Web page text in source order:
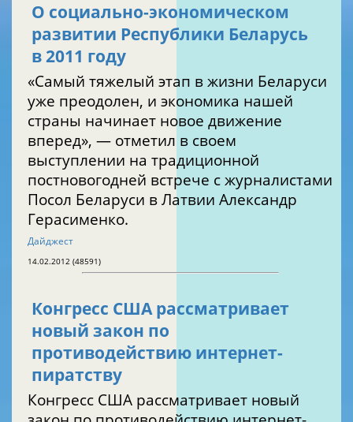
О социально-экономическом
развитии Республики Беларусь
в 2011 году
«Самый тяжелый этап в жизни Беларуси
уже преодолен, и экономика нашей
страны начинает новое движение
вперед», — отметил в своем
выступлении на традиционной
постновогодней встрече с журналистами
Посол Беларуси в Латвии Александр
Герасименко.
Дайджест
14.02.2012 (48591)
Конгресс США рассматривает
новый закон по
противодействию интернет-
пиратству
Конгресс США рассматривает новый